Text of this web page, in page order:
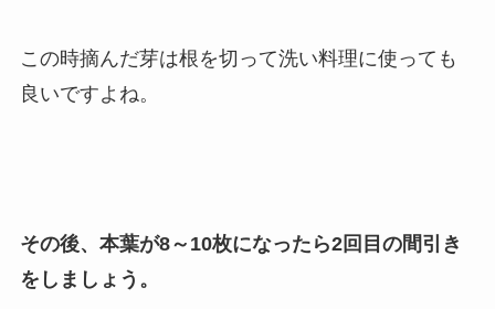
この時摘んだ芽は根を切って洗い料理に使っても
良いですよね。
その後、本葉が8～10枚になったら2回目の間引き
をしましょう。